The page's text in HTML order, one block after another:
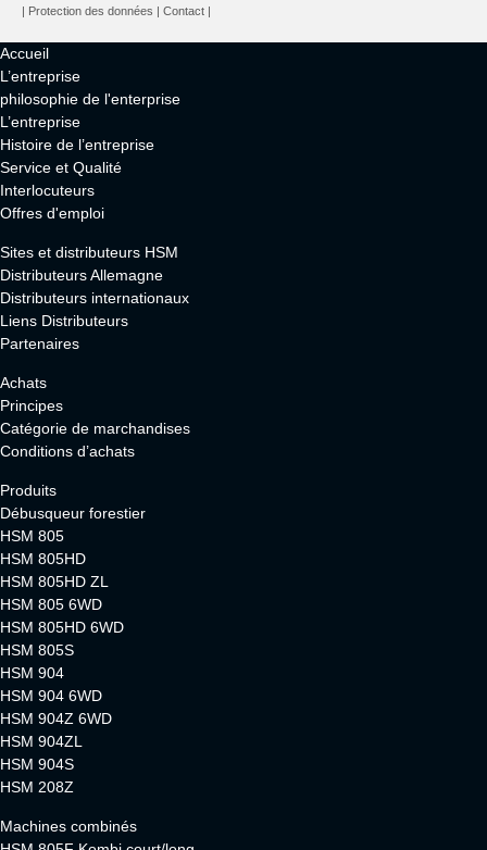
| Protection des données | Contact |
Accueil
L’entreprise
philosophie de l'enterprise
L’entreprise
Histoire de l’entreprise
Service et Qualité
Interlocuteurs
Offres d'emploi
Sites et distributeurs HSM
Distributeurs Allemagne
Distributeurs internationaux
Liens Distributeurs
Partenaires
Achats
Principes
Catégorie de marchandises
Conditions d’achats
Produits
Débusqueur forestier
HSM 805
HSM 805HD
HSM 805HD ZL
HSM 805 6WD
HSM 805HD 6WD
HSM 805S
HSM 904
HSM 904 6WD
HSM 904Z 6WD
HSM 904ZL
HSM 904S
HSM 208Z
Machines combinés